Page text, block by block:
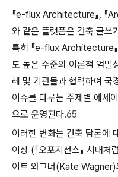
『e-flux Architecture』, 『
와 같은 플랫폼은 건축 글쓰
특히 『e-flux Architecture
도 높은 수준의 이론적 엄밀
레 및 기관들과 협력하여 국
이슈를 다루는 주제별 에세
으로 운영된다.65
이러한 변화는 건축 담론에
이상 (『오포지션스』 시대
이트 와그너(Kate Wagner)